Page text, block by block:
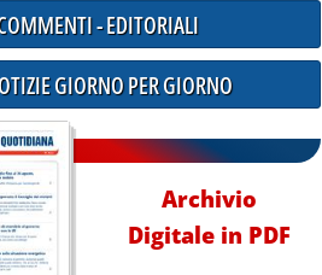
- EDITORIALI
GIORNO PER GIORNO
Archivio
Digitale in PDF